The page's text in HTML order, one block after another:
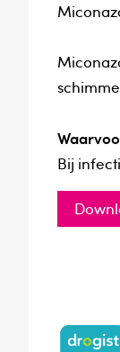
Bij
- U bent
Extra